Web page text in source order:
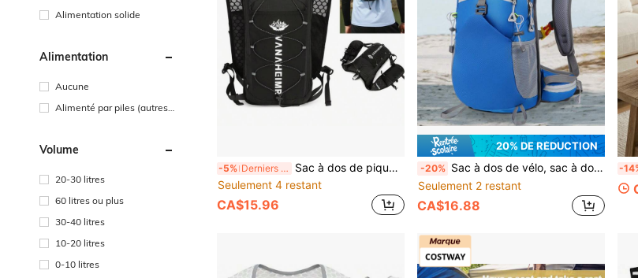
Alimentation solide
Alimentation
Aucune
Alimenté par piles (autres
Volume
20-30 litres
60 litres ou plus
30-40 litres
10-20 litres
0-10 litres
-5% Derniers 2 jours
Sac à dos de pique-nique, gilet de course pour femmes et hommes, sac à dos de course léger et respirant avec bandes réfléchissantes et 9 poches fonctionnelles (porte-téléphone) - gilet d'hydratation noir réglable de 5L de capacité
Seulement 4 restant
CA$15.96
20% DE RÉDUCTION
-20% Sac à dos de vélo, sac à dos de cyclisme respirant, mini sac à dos de vélo ultraléger 10L, sacs de sport cadeau pour la fitness, la course, la randonnée, le ski, le trekking
Seulement 2 restant
CA$16.88
-